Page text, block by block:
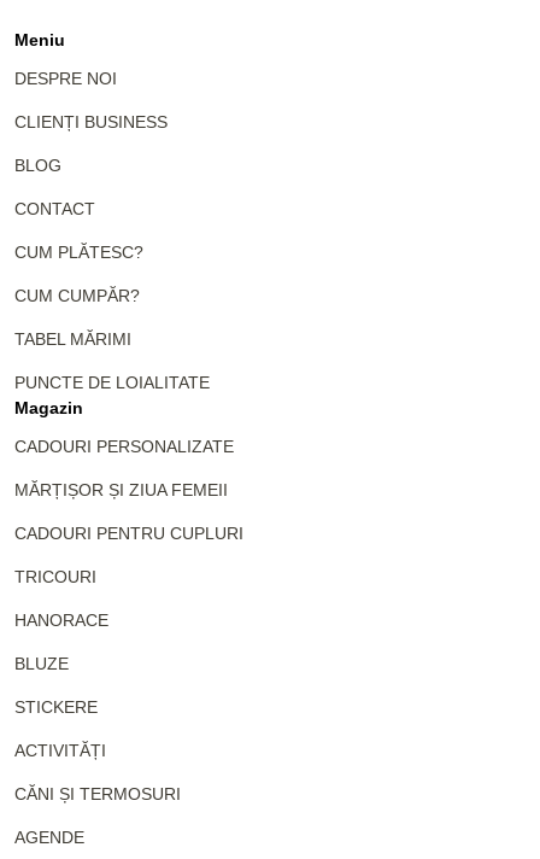
Meniu
DESPRE NOI
CLIENȚI BUSINESS
BLOG
CONTACT
CUM PLĂTESC?
CUM CUMPĂR?
TABEL MĂRIMI
PUNCTE DE LOIALITATE
Magazin
CADOURI PERSONALIZATE
MĂRȚIȘOR ȘI ZIUA FEMEII
CADOURI PENTRU CUPLURI
TRICOURI
HANORACE
BLUZE
STICKERE
ACTIVITĂȚI
CĂNI ȘI TERMOSURI
AGENDE